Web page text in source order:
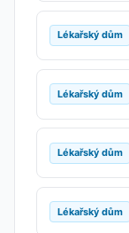
Lékařský dům
Lékařský dům
Lékařský dům
Lékařský dům